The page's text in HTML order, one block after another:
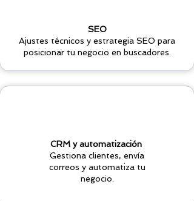
SEO
Ajustes técnicos y estrategia SEO para
posicionar tu negocio en buscadores.
CRM y automatización
Gestiona clientes, envía
correos y automatiza tu
negocio.